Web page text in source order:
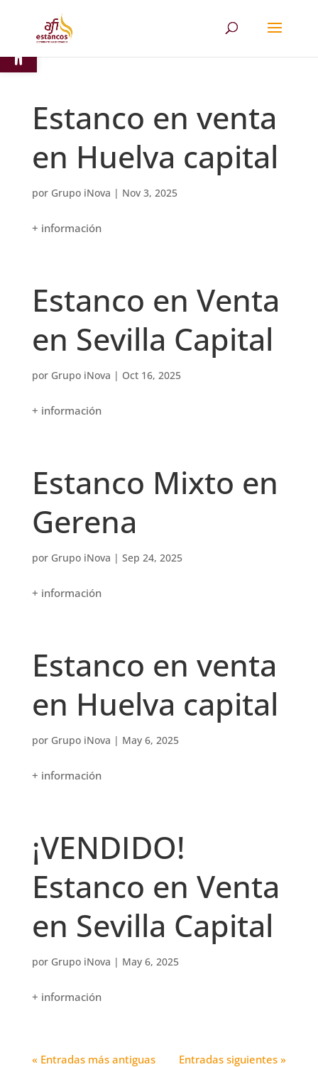
Estanco en venta
en Huelva capital
por Grupo iNova | Nov 3, 2025
+ información
Estanco en Venta
en Sevilla Capital
por Grupo iNova | Oct 16, 2025
+ información
Estanco Mixto en
Gerena
por Grupo iNova | Sep 24, 2025
+ información
Estanco en venta
en Huelva capital
por Grupo iNova | May 6, 2025
+ información
¡VENDIDO!
Estanco en Venta
en Sevilla Capital
por Grupo iNova | May 6, 2025
+ información
« Entradas más antiguas Entradas siguientes »
Abrir barra de herramientas